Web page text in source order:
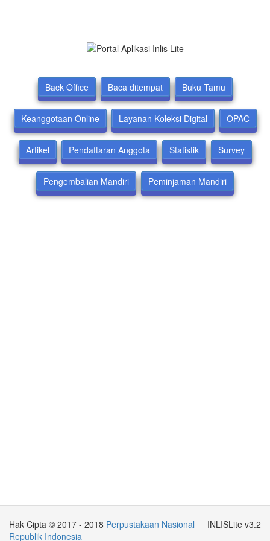
Back Office Baca ditempat Buku Tamu
Keanggotaan Online Layanan Koleksi Digital OPAC
Artikel Pendaftaran Anggota Statistik Survey
Pengembalian Mandiri Peminjaman Mandiri
INLISLite v3.2
Hak Cipta © 2017 - 2018 Perpustakaan Nasional
Republik Indonesia